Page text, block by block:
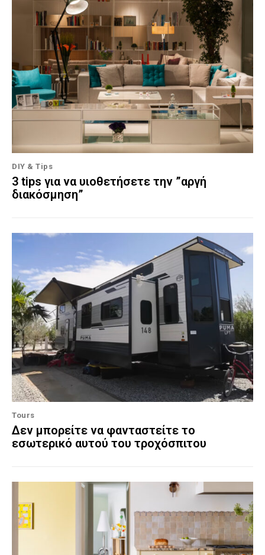
DIY & Tips
3 tips για να υιοθετήσετε την ”αργή
διακόσμηση”
Tours
Δεν μπορείτε να φανταστείτε το
εσωτερικό αυτού του τροχόσπιτου